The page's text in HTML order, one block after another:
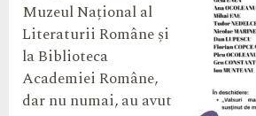
Muzeul Național al
Literaturii Române și
la Biblioteca
Academiei Române,
dar nu numai, au avut